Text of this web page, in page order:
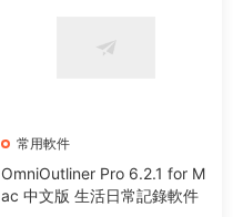
常用軟件
OmniOutliner Pro 6.2.1 for M
ac 中文版 生活日常記錄軟件